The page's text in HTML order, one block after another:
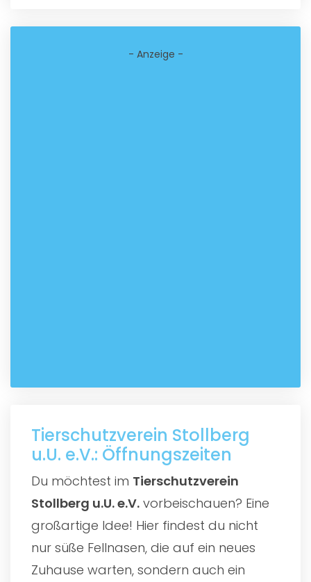
- Anzeige -
Tierschutzverein Stollberg
u.U. e.V.: Öffnungszeiten
Du möchtest im Tierschutzverein
Stollberg u.U. e.V. vorbeischauen? Eine
großartige Idee! Hier findest du nicht
nur süße Fellnasen, die auf ein neues
Zuhause warten, sondern auch ein